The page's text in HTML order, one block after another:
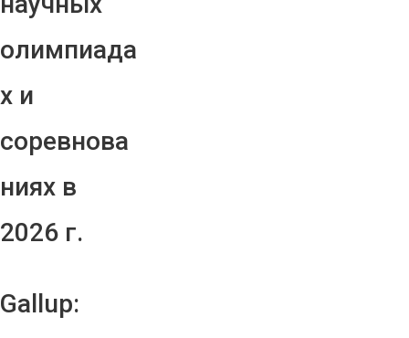
олимпиада
х и
соревнова
ниях в
2026 г.
Gallup: